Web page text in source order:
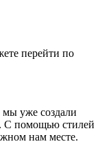
перейти по
уже создали
С помощью стилей
нам месте.